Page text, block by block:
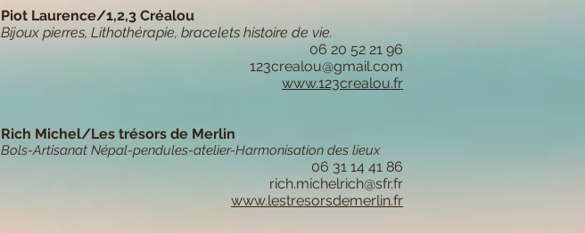
Piot Laurence/1,2,3 Créalou
Bijoux pierres, Lithothérapie, bracelets histoire de vie.
06 20 52 21 96
123crealou@gmail.com
www.123crealou.fr
Rich Michel/Les trésors de Merlin
Bols-Artisanat Népal-pendules-atelier-Harmonisation des lieux
06 31 14 41 86
rich.michelrich@sfr.fr
www.lestresorsdemerlin.fr